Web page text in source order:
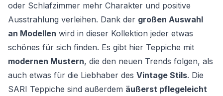
oder Schlafzimmer mehr Charakter und positive
Ausstrahlung verleihen. Dank der großen Auswahl
an Modellen wird in dieser Kollektion jeder etwas
schönes für sich finden. Es gibt hier Teppiche mit
modernen Mustern, die den neuen Trends folgen, als
auch etwas für die Liebhaber des Vintage Stils. Die
SARI Teppiche sind außerdem äußerst pflegeleicht